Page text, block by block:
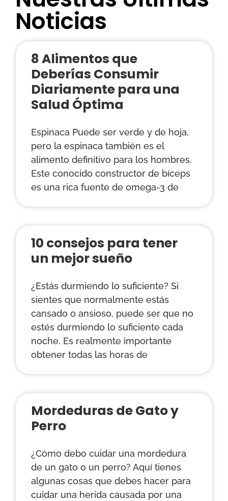
Noticias
8 Alimentos que
Deberías Consumir
Diariamente para una
Salud Óptima
Espinaca Puede ser verde y de hoja,
pero la espinaca también es el
alimento definitivo para los hombres.
Este conocido constructor de bíceps
es una rica fuente de omega-3 de
10 consejos para tener
un mejor sueño
¿Estás durmiendo lo suficiente? Si
sientes que normalmente estás
cansado o ansioso, puede ser que no
estés durmiendo lo suficiente cada
noche. Es realmente importante
obtener todas las horas de
Mordeduras de Gato y
Perro
¿Cómo debo cuidar una mordedura
de un gato o un perro? Aquí tienes
algunas cosas que debes hacer para
cuidar una herida causada por una